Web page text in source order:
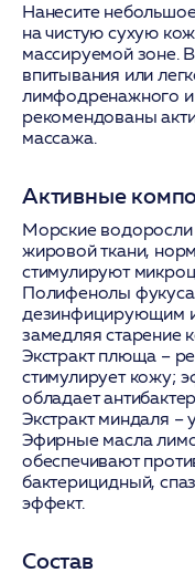
Нанесите
на чистую сухую
массируемой зоне.
впитывания или
лимфодренажного и
рекомендованы
массажа.
Активные
Морские водоросли
жировой ткани,
стимулируют
Полифенолы фукуса
дезинфицирующим
замедляя старение
Экстракт плюща –
стимулирует кожу;
обладает
Экстракт миндаля –
Эфирные масла
обеспечивают
бактерицидный,
эффект.
Состав